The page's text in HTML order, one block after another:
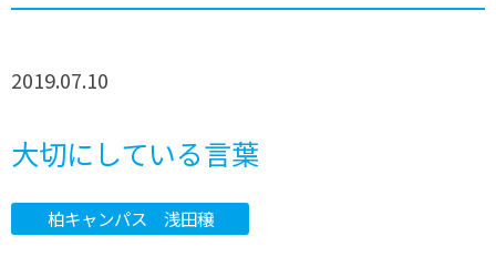
2019.07.10
大切にしている言葉
柏キャンパス 浅田穣